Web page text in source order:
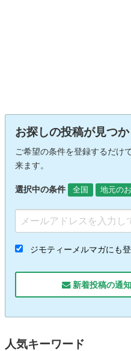
お探しの投稿が見つ
ご希望の条件を登録するだけ
来ます。
選択中の条件 全国 地元の
ジモティーメルマガにも
新着投稿の通
人気キーワード